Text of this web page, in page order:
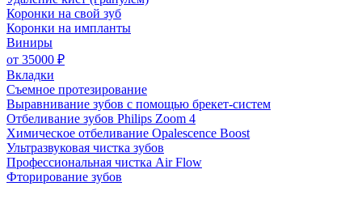
Коронки на свой зуб
Коронки на импланты
Виниры
от 35000 ₽
Вкладки
Съемное протезирование
Выравнивание зубов с помощью брекет-систем
Отбеливание зубов Philips Zoom 4
Химичесĸое отбеливание Opalescence Boost
Ультразвуковая чистка зубов
Профессиональная чистка Air Flow
Фторирование зубов